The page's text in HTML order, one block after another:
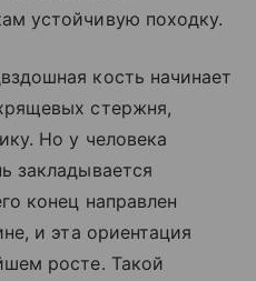
устойчивую походку.
кость начинает
стержня,
Но у человека
закладывается
конец направлен
и эта ориентация
росте. Такой